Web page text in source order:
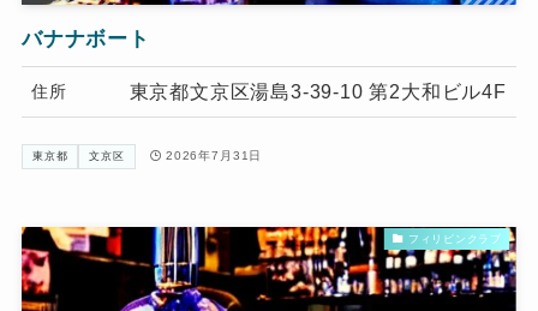
バナナボート
住所 東京都文京区湯島3-39-10 第2大和ビル4F
東京都 文京区 2026年7月31日
フィリピンクラブ